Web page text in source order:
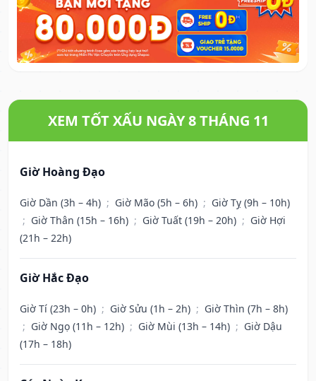
XEM TỐT XẤU NGÀY 8 THÁNG 11
Giờ Hoàng Đạo
Giờ Dần (3h – 4h) ; Giờ Mão (5h – 6h) ; Giờ Tỵ (9h – 10h)
; Giờ Thân (15h – 16h) ; Giờ Tuất (19h – 20h) ; Giờ Hợi
(21h – 22h)
Giờ Hắc Đạo
Giờ Tí (23h – 0h) ; Giờ Sửu (1h – 2h) ; Giờ Thìn (7h – 8h)
; Giờ Ngọ (11h – 12h) ; Giờ Mùi (13h – 14h) ; Giờ Dậu
(17h – 18h)